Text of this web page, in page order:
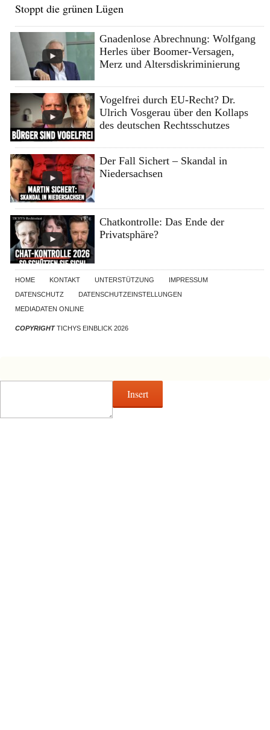
Stoppt die grünen Lügen
Gnadenlose Abrechnung: Wolfgang
Herles über Boomer-Versagen,
Merz und Altersdiskriminierung
Vogelfrei durch EU-Recht? Dr.
Ulrich Vosgerau über den Kollaps
des deutschen Rechtsschutzes
Der Fall Sichert – Skandal in
Niedersachsen
Chatkontrolle: Das Ende der
Privatsphäre?
HOME KONTAKT UNTERSTÜTZUNG
IMPRESSUM
DATENSCHUTZ
DATENSCHUTZEINSTELLUNGEN
MEDIADATEN ONLINE
COPYRIGHTTICHYS EINBLICK 2026
Insert